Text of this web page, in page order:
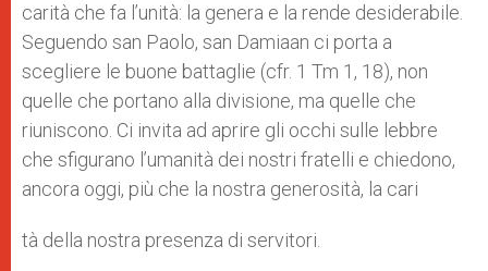
carità che fa l’unità: la genera e la rende desiderabile.
Seguendo san Paolo, san Damiaan ci porta a
scegliere le buone battaglie (cfr. 1 Tm 1, 18), non
quelle che portano alla divisione, ma quelle che
riuniscono. Ci invita ad aprire gli occhi sulle lebbre
che sfigurano l’umanità dei nostri fratelli e chiedono,
ancora oggi, più che la nostra generosità, la cari
tà della nostra presenza di servitori.